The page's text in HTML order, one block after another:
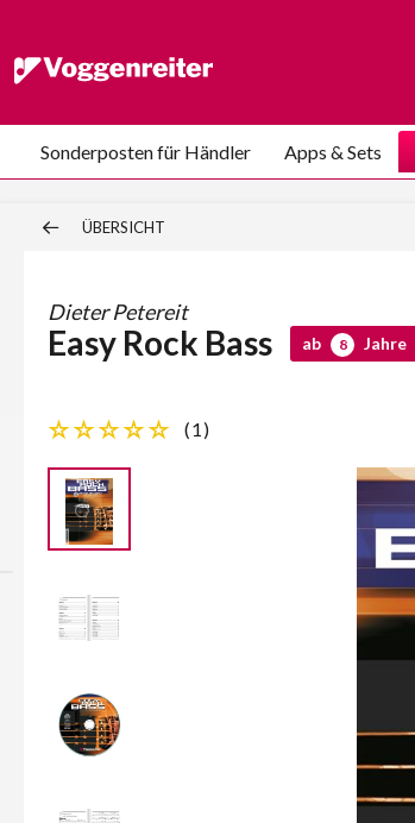
Sonderposten für Händler Apps & Sets
ÜBERSICHT
Dieter Petereit
Easy Rock Bass ab 8 Jahre
(1 )